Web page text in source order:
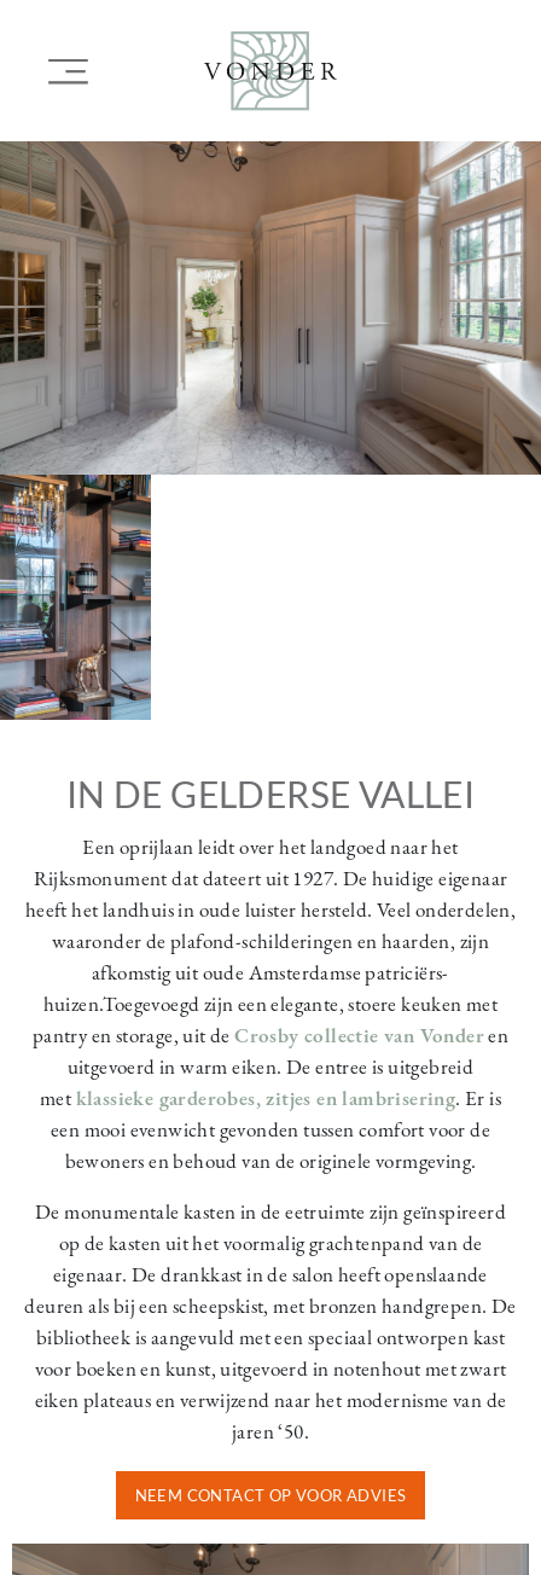
NAAR
INHOUD
GAAN
Main
Image
Image
IN DE GELDERSE VALLEI
Een oprijlaan leidt over het landgoed naar het
Rijksmonument dat dateert uit 1927. De huidige eigenaar
heeft het landhuis in oude luister hersteld. Veel onderdelen,
waaronder de plafond-schilderingen en haarden, zijn
afkomstig uit oude Amsterdamse patriciërs-
huizen.Toegevoegd zijn een elegante, stoere keuken met
pantry en storage, uit deCrosby collectie van Vonderen
uitgevoerd in warm eiken. De entree is uitgebreid
metklassieke garderobes, zitjes en lambrisering. Er is
een mooi evenwicht gevonden tussen comfort voor de
bewoners en behoud van de originele vormgeving.
De monumentale kasten in de eetruimte zijn geïnspireerd
op de kasten uit het voormalig grachtenpand van de
eigenaar. De drankkast in de salon heeft openslaande
deuren als bij een scheepskist, met bronzen handgrepen. De
bibliotheek is aangevuld met een speciaal ontworpen kast
voor boeken en kunst, uitgevoerd in notenhout met zwart
eiken plateaus en verwijzend naar het modernisme van de
jaren ‘50.
NEEM CONTACT OP VOOR ADVIES
Image